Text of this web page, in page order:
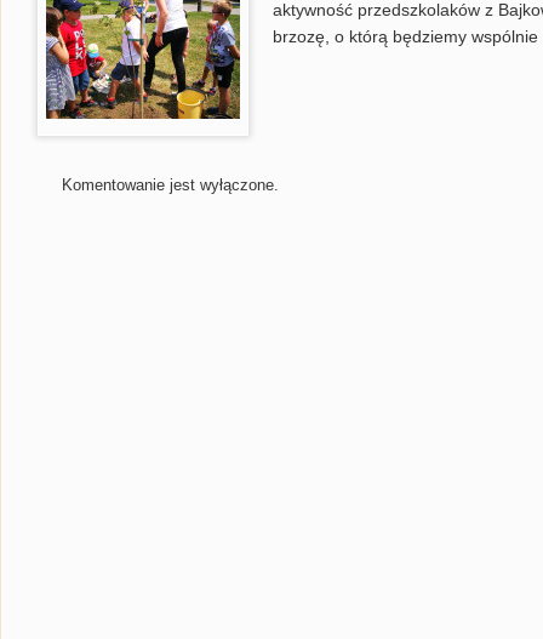
aktywność przedszkolaków z
brzozę, o którą będziemy wspólnie
Komentowanie jest wyłączone.